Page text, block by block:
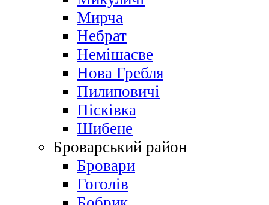
Мирча
Небрат
Немішаєве
Нова Гребля
Пилиповичі
Пісківка
Шибене
Броварський район
Бровари
Гоголів